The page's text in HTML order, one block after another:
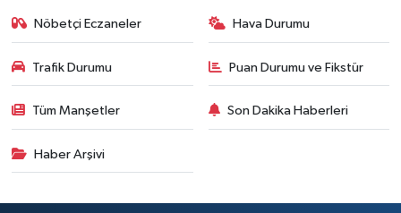
Nöbetçi Eczaneler Hava Durumu
Trafik Durumu Puan Durumu ve Fikstür
Tüm Manşetler Son Dakika Haberleri
Haber Arşivi